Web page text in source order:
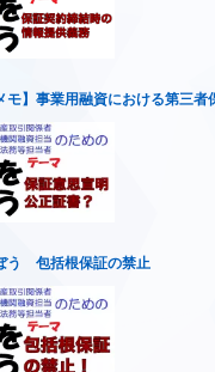
モ】事業用融資における第三者
う 包括根保証の禁止